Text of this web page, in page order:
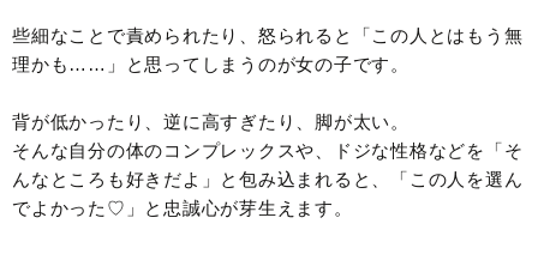
些細なことで責められたり、怒られると「この人とはもう無
理かも……」と思ってしまうのが女の子です。
背が低かったり、逆に高すぎたり、脚が太い。
そんな自分の体のコンプレックスや、ドジな性格などを「そ
んなところも好きだよ」と包み込まれると、「この人を選ん
でよかった♡」と忠誠心が芽生えます。